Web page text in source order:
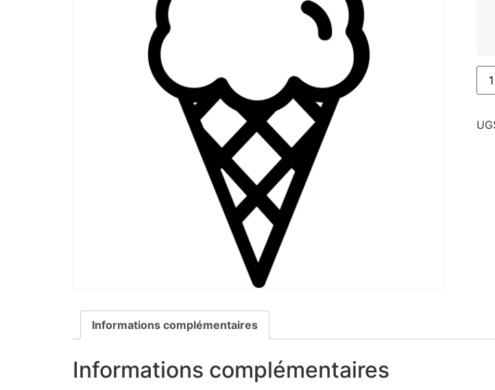
Informations complémentaires
Informations complémentaires